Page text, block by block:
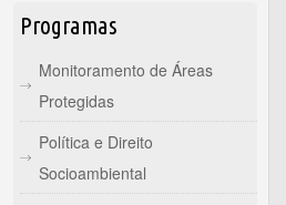
Programas
Monitoramento de Áreas
Protegidas
Política e Direito
Socioambiental